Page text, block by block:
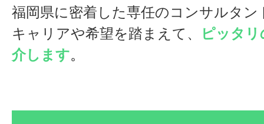
福岡県に密着した専任のコンサルタ
キャリアや希望を踏まえて、
ピッタ
介します。